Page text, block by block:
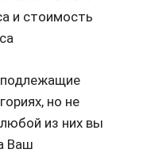
и стоимость
но не
из них вы
Ваш